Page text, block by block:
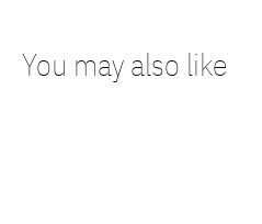
You may also like